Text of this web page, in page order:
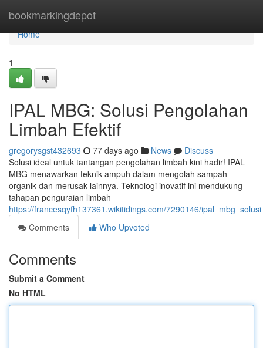
bookmarkingdepot
Home
Home
1
IPAL MBG: Solusi Pengolahan
Limbah Efektif
gregorysgst432693 77 days ago News
Discuss
Solusi ideal untuk tantangan pengolahan limbah kini hadir! IPAL
MBG menawarkan teknik ampuh dalam mengolah sampah
organik dan merusak lainnya. Teknologi inovatif ini mendukung
tahapan penguraian limbah
https://francesqyfh137361.wikitidings.com/7290146/
Comments
Who Upvoted
Comments
Submit a Comment
No HTML